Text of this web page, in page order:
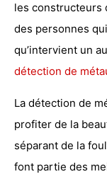
les constructeurs
des personnes
qu’intervient un
détection de
La détection de
profiter de la
séparant de la
font partie des